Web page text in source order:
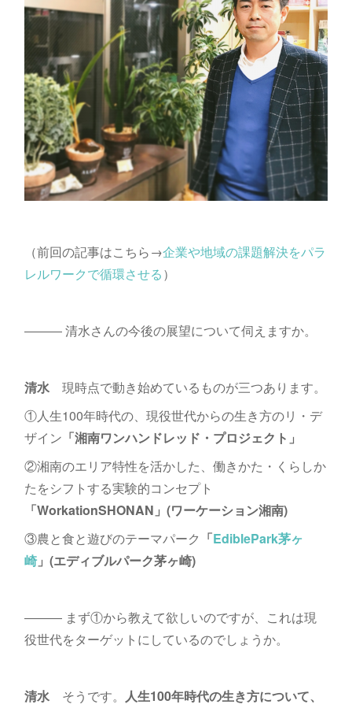
（前回の記事はこちら→企業や地域の課題解決をパラ
レルワークで循環させる）
――― 清水さんの今後の展望について伺えますか。
清水現時点で動き始めているものが三つあります。
①人生100年時代の、現役世代からの生き方のリ・デ
ザイン 「湘南ワンハンドレッド・プロジェクト」
②湘南のエリア特性を活かした、働きかた・くらしか
たをシフトする実験的コンセプト
「WorkationSHONAN」(ワーケーション湘南)
③農と食と遊びのテーマパーク 「EdiblePark茅ヶ
崎」(エディブルパーク茅ヶ崎)
――― まず①から教えて欲しいのですが、これは現
役世代をターゲットにしているのでしょうか。
清水そうです。 人生100年時代の生き方について、